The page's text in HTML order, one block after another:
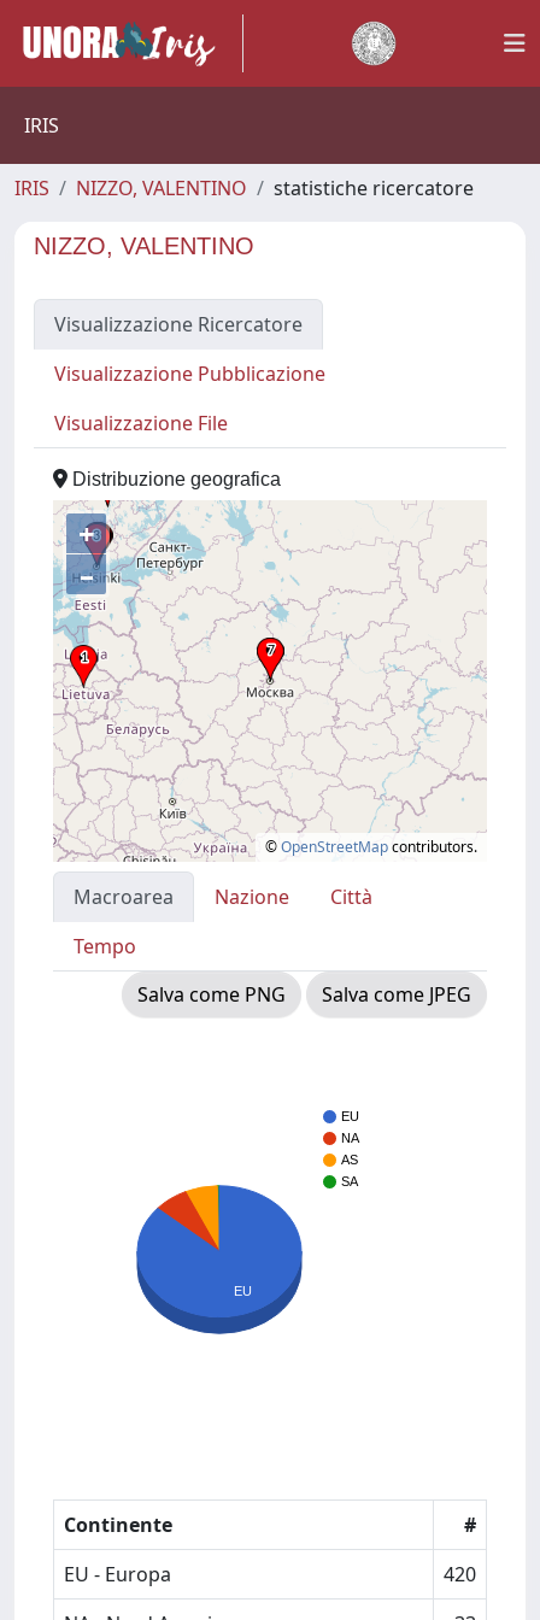
IRIS
IRIS NIZZO, VALENTINO statistiche ricercatore
NIZZO, VALENTINO
Visualizzazione Ricercatore
Visualizzazione Pubblicazione
Visualizzazione File
Distribuzione geografica
+
–
©OpenStreetMapcontributors.
Macroarea Nazione
Città
Tempo
Salva come PNG
Salva come JPEG
EU
NA
AS
SA
EU
Continente
#
EU - Europa
420